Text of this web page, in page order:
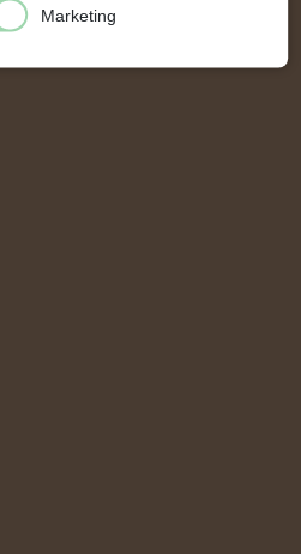
Marketing